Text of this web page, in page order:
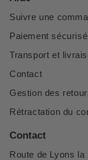
Suivre une
Paiement sécurisé
Transport et
Contact
Gestion des
Rétractation du
Contact
Route de Lyons